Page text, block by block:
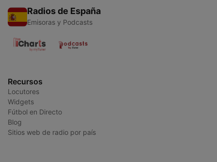
Radios de España
Emisoras y Podcasts
Recursos
Locutores
Widgets
Fútbol en Directo
Blog
Sitios web de radio por país